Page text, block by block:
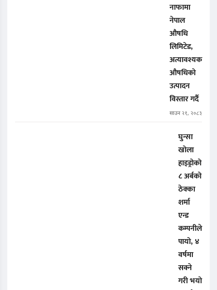
नाफामा
नेपाल
औषधि
लिमिटेड,
अत्यावश्यक
औषधिको
उत्पादन
विस्तार गर्दै
साउन २१, २०८३
घुन्सा
खोला
हाइड्रोको
८ अर्बको
ठेक्का
शर्मा
एन्ड
कम्पनीले
पायो, ४
वर्षमा
सक्ने
गरी भयो